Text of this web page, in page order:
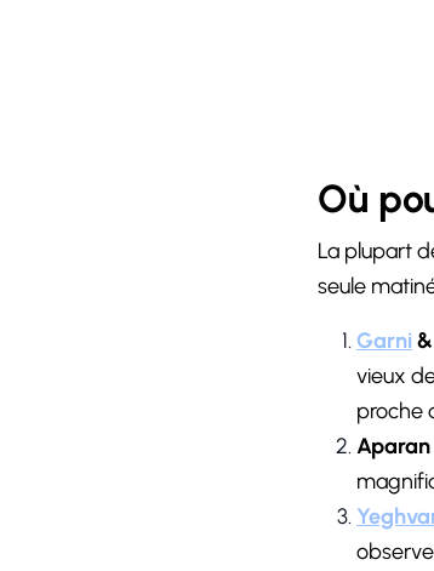
Où
La plupart
seule
Garni
vieux
proche
Aparan